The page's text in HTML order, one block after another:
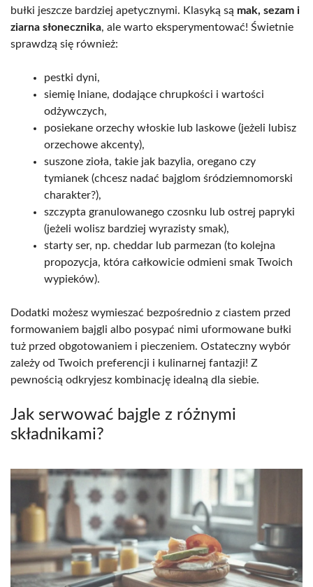
bułki jeszcze bardziej apetycznymi. Klasyką są mak, sezam i
ziarna słonecznika, ale warto eksperymentować! Świetnie
sprawdzą się również:
pestki dyni,
siemię lniane, dodające chrupkości i wartości
odżywczych,
posiekane orzechy włoskie lub laskowe (jeżeli lubisz
orzechowe akcenty),
suszone zioła, takie jak bazylia, oregano czy
tymianek (chcesz nadać bajglom śródziemnomorski
charakter?),
szczypta granulowanego czosnku lub ostrej papryki
(jeżeli wolisz bardziej wyrazisty smak),
starty ser, np. cheddar lub parmezan (to kolejna
propozycja, która całkowicie odmieni smak Twoich
wypieków).
Dodatki możesz wymieszać bezpośrednio z ciastem przed
formowaniem bajgli albo posypać nimi uformowane bułki
tuż przed obgotowaniem i pieczeniem. Ostateczny wybór
zależy od Twoich preferencji i kulinarnej fantazji! Z
pewnością odkryjesz kombinację idealną dla siebie.
Jak serwować bajgle z różnymi
składnikami?